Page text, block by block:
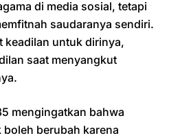
di media sosial, tetapi
saudaranya sendiri.
keadilan untuk dirinya,
saat menyangkut
mengingatkan bahwa
berubah karena